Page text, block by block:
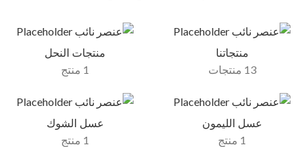
منتجاتنا
13 منتجات
منتجات النحل
1 منتج
عسل الليمون
1 منتج
عسل الشوك
1 منتج